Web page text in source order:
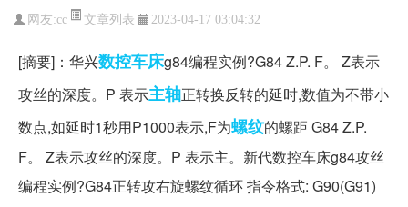
网友:cc 文章列表 2023-04-17 03:04:32
[摘要]：华兴数控车床g84编程实例?G84 Z.P. F。 Z表示
攻丝的深度。P 表示主轴正转换反转的延时,数值为不带小
数点,如延时1秒用P1000表示,F为螺纹的螺距 G84 Z.P.
F。 Z表示攻丝的深度。P 表示主。新代数控车床g84攻丝
编程实例?G84正转攻右旋螺纹循环 指令格式: G90(G91)